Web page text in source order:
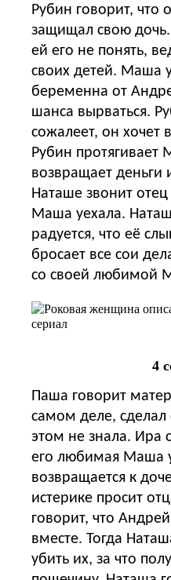
Рубин говорит, что
защищал свою
ей его не понять,
своих детей. Маша
беременна от
шанса вырваться.
сожалеет, он хочет
Рубин
возвращает
Наташе звонит
Маша уехала.
радуется, что её
бросает все сои
со своей любимой
4
Паша говорит
самом деле,
этом не знала. Ира
его любимая Маша
возвращается к
истерике просит
говорит, что
вместе. Тогда
убить их, за что